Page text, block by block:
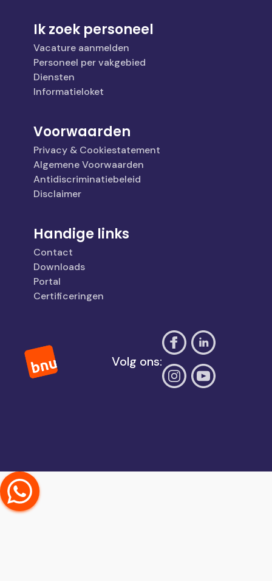
Ik zoek personeel
Vacature aanmelden
Personeel per vakgebied
Diensten
Informatieloket
Voorwaarden
Privacy & Cookiestatement
Algemene Voorwaarden
Antidiscriminatiebeleid
Disclaimer
Handige links
Contact
Downloads
Portal
Certificeringen
Volg ons: